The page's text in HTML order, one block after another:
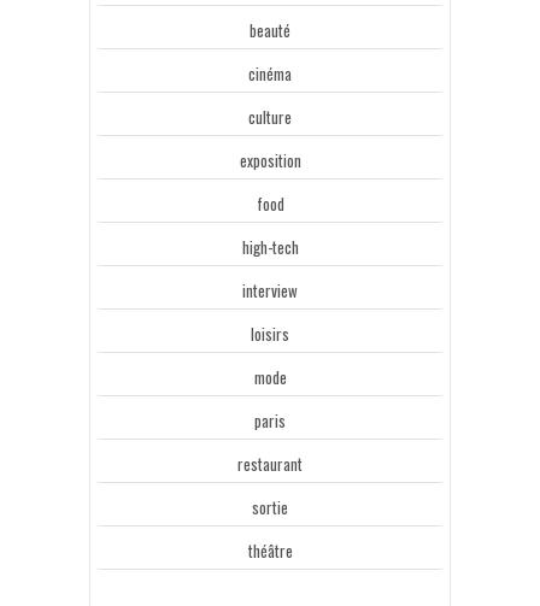
beauté
cinéma
culture
exposition
food
high-tech
interview
loisirs
mode
paris
restaurant
sortie
théâtre